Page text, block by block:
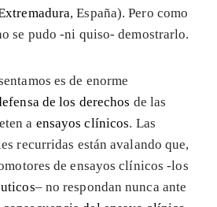
, España). Pero como
se pudo -ni quiso- demostrarlo.
es de enorme
de los derechos de las
a ensayos clínicos. Las
recurridas están avalando que,
de ensayos clínicos -los
– no respondan nunca ante